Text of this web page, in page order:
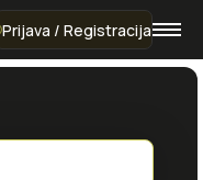
Prijava / Registracija